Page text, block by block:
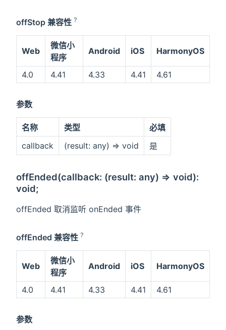
offStop 兼容性 ?
Web
微信小
程序
Android iOS HarmonyOS
4.0 4.41 4.33 4.41 4.61
参数
名称 类型
必填
callback
(result: any) => void 是
offEnded(callback: (result: any) => void):
void;
offEnded 取消监听 onEnded 事件
offEnded 兼容性 ?
Web
微信小
程序
Android iOS HarmonyOS
4.0 4.41 4.33 4.41 4.61
参数